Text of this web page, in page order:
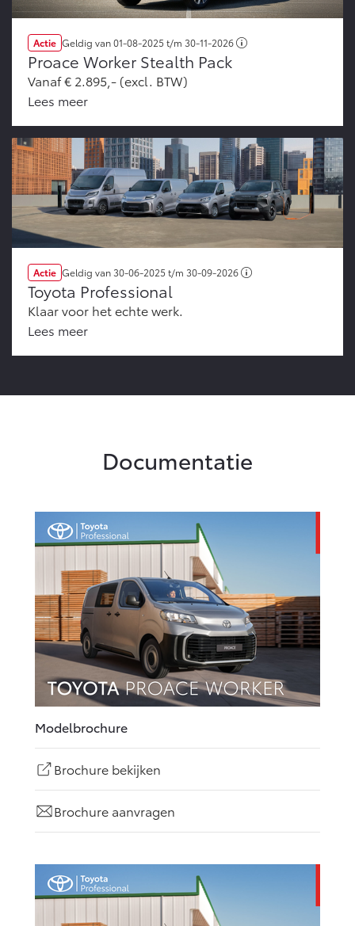
Actie Geldig van01-08-2025 t/m 30-11-2026
Proace Worker Stealth Pack
Vanaf € 2.895,- (excl. BTW)
Lees meer
Actie Geldig van30-06-2025 t/m 30-09-2026
Toyota Professional
Klaar voor het echte werk.
Lees meer
Documentatie
Modelbrochure
Brochure bekijken
Brochure aanvragen